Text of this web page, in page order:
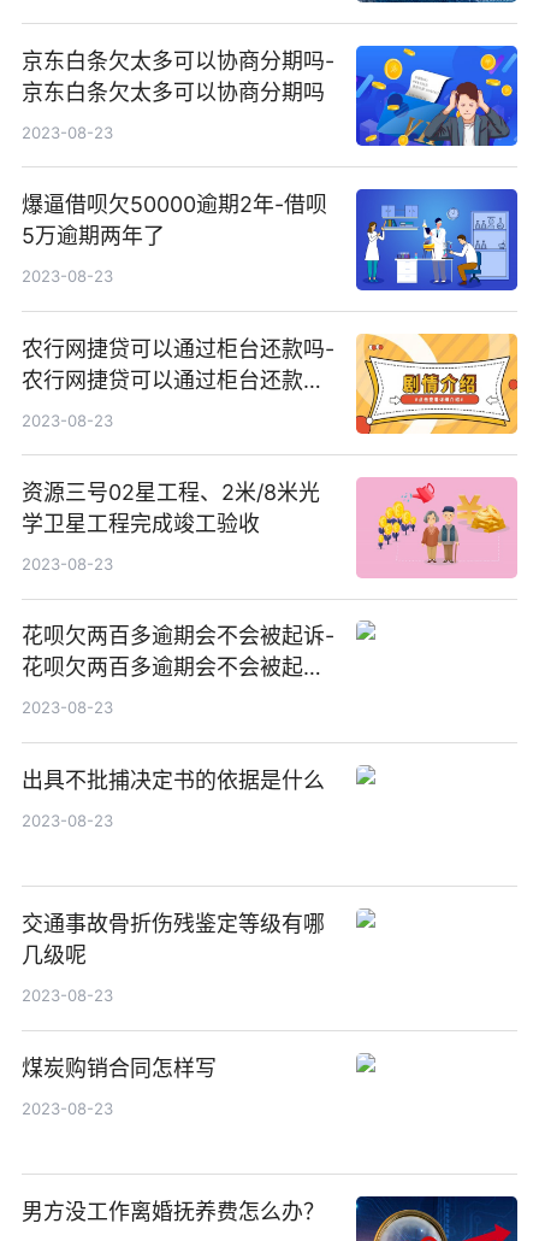
京东白条欠太多可以协商分期吗-
京东白条欠太多可以协商分期吗
2023-08-23
爆逼借呗欠50000逾期2年-借呗
5万逾期两年了
2023-08-23
农行网捷贷可以通过柜台还款吗-
农行网捷贷可以通过柜台还款吗
安全吗
2023-08-23
资源三号02星工程、2米/8米光
学卫星工程完成竣工验收
2023-08-23
花呗欠两百多逾期会不会被起诉-
花呗欠两百多逾期会不会被起诉
呢
2023-08-23
出具不批捕决定书的依据是什么
2023-08-23
交通事故骨折伤残鉴定等级有哪
几级呢
2023-08-23
煤炭购销合同怎样写
2023-08-23
男方没工作离婚抚养费怎么办？